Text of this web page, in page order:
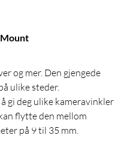
og mer. Den gjengede
ulike steder.
gi deg ulike kameravinkler
flytte den mellom
på 9 til 35 mm.